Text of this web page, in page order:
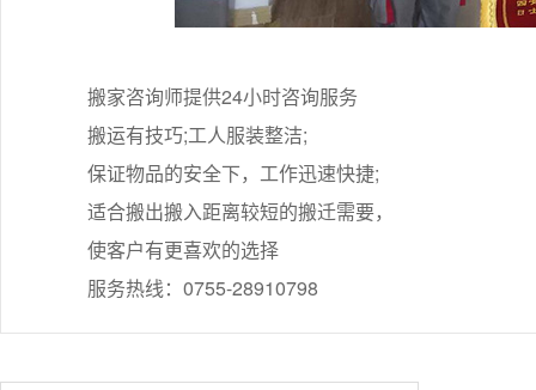
搬家咨询师提供24小时咨询服务
搬运有技巧;工人服装整洁;
保证物品的安全下，工作迅速快捷;
适合搬出搬入距离较短的搬迁需要，
使客户有更喜欢的选择
服务热线：0755-28910798